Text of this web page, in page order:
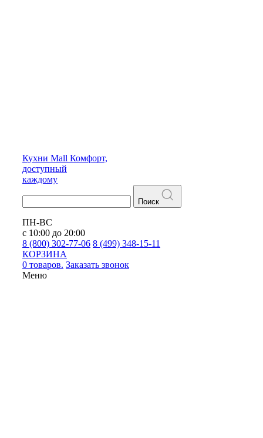
Кухни Mall Комфорт,
доступный
каждому
Поиск
ПН-ВС
с 10:00 до 20:00
8 (800) 302-77-06 8 (499) 348-15-11
КОРЗИНА
0 товаров. Заказать звонок
Меню